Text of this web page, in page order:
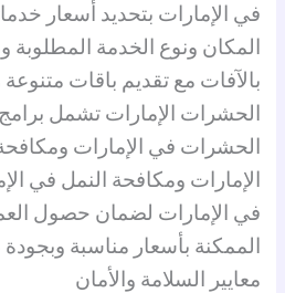
في الإمارات بتحديد أسعار
المكان ونوع الخدمة المطلوبة
بالآفات مع تقديم باقات
الحشرات الإمارات تشمل برامج
الحشرات في الإمارات
الإمارات ومكافحة النمل في
في الإمارات لضمان حصول
الممكنة بأسعار مناسبة
معايير السلامة والأمان